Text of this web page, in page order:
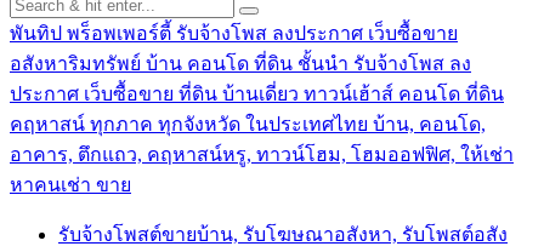
พันทิป พร็อพเพอร์ตี้ รับจ้างโพส ลงประกาศ เว็บซื้อขาย
อสังหาริมทรัพย์ บ้าน คอนโด ที่ดิน ชั้นนำ รับจ้างโพส ลง
ประกาศ เว็บซื้อขาย ที่ดิน บ้านเดี่ยว ทาวน์เฮ้าส์ คอนโด ที่ดิน
คฤหาสน์ ทุกภาค ทุกจังหวัด ในประเทศไทย บ้าน, คอนโด,
อาคาร, ตึกแถว, คฤหาสน์หรู, ทาวน์โฮม, โฮมออฟฟิศ, ให้เช่า
หาคนเช่า ขาย
รับจ้างโพสต์ขายบ้าน, รับโฆษณาอสังหา, รับโพสต์อสัง